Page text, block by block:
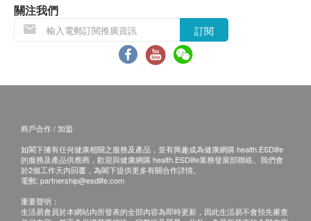
認。倘若供應商未能提供任何訂單上的貨品，健康
網購health.ESDlife有權拒絕接受該訂單，並且會
於送貨前透過電話或電郵通知顧客再作安排。
倘若由於不可抗力的原因(包括但不限於由於天
康網購
償。
華康復康用品有限公司會根據閣下提供的地址盡力
確保貨品在預約日期送到該地址，若因閣下的原因
而導致貨品超過購買日期30日後仍不成功派送，康
關注我們
訂閱
商戶合作 / 加盟
如閣下擁有任何健康相關之服務及產品，並有興趣成為健康網購 health.ESDlife
的服務及產品供應商，歡迎與健康網購 health.ESDlife業務發展部聯絡。我們會
於2個工作天內回覆，為閣下提供更多有關合作詳情。
電郵: partnership@esdlife.com
重要聲明：
生活易會員於本網站內所發表的全部內容為即時更新，因此生活易不會預先審查